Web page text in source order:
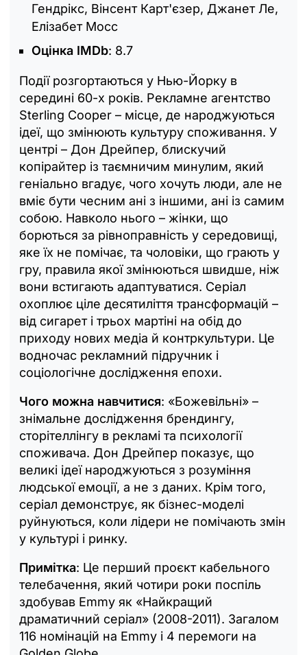
Гендрікс, Вінсент Карт'єзер, Джанет Ле,
Елізабет Мосс
Оцінка IMDb: 8.7
Події розгортаються у Нью-Йорку в
середині 60-х років. Рекламне агентство
Sterling Cooper – місце, де народжуються
ідеї, що змінюють культуру споживання. У
центрі – Дон Дрейпер, блискучий
копірайтер із таємничим минулим, який
геніально вгадує, чого хочуть люди, але не
вміє бути чесним ані з іншими, ані із самим
собою. Навколо нього – жінки, що
борються за рівноправність у середовищі,
яке їх не помічає, та чоловіки, що грають у
гру, правила якої змінюються швидше, ніж
вони встигають адаптуватися. Серіал
охоплює ціле десятиліття трансформацій –
від сигарет і трьох мартіні на обід до
приходу нових медіа й контркультури. Це
водночас рекламний підручник і
соціологічне дослідження епохи.
Чого можна навчитися: «Божевільні» –
знімальне дослідження брендингу,
сторітеллінгу в рекламі та психології
споживача. Дон Дрейпер показує, що
великі ідеї народжуються з розуміння
людської емоції, а не з даних. Крім того,
серіал демонструє, як бізнес-моделі
руйнуються, коли лідери не помічають змін
у культурі і ринку.
Примітка: Це перший проєкт кабельного
телебачення, який чотири роки поспіль
здобував Emmy як «Найкращий
драматичний серіал» (2008-2011). Загалом
116 номінацій на Emmy і 4 перемоги на